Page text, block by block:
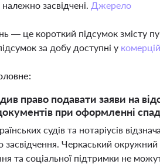
засвідчені. Джерело
— це короткий підсумок змісту
за добу доступні у
право подавати заяви на
при оформленні
судів та нотаріусів
засвідчення. Черкаський
та соціальної підтримки не